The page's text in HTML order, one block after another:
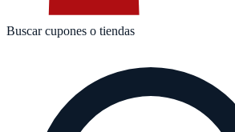
Buscar cupones o tiendas